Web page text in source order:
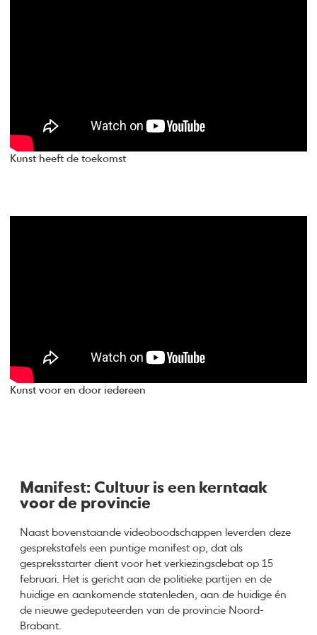
Kunst heeft de toekomst
Kunst voor en door iedereen
Manifest: Cultuur is een kerntaak
voor de provincie
Naast bovenstaande videoboodschappen leverden deze
gesprekstafels een puntige manifest op, dat als
gespreksstarter dient voor het verkiezingsdebat op 15
februari. Het is gericht aan de politieke partijen en de
huidige en aankomende statenleden, aan de huidige én
de nieuwe gedeputeerden van de provincie Noord-
Brabant.